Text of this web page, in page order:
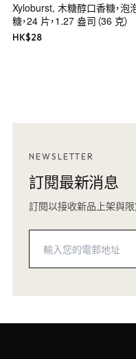
Xyloburst, 木糖醇口香糖，泡
糖，24 片，1.27 盎司（36 克）
HK$28
NEWSLETTER
訂閱最新消息
訂閱以接收新品上架與限